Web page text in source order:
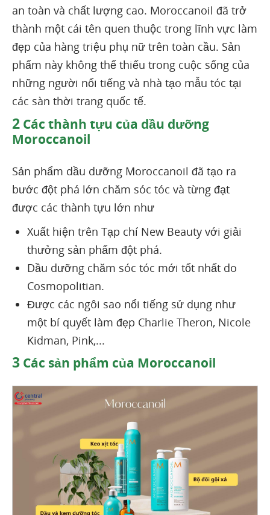
an toàn và chất lượng cao. Moroccanoil đã trở
thành một cái tên quen thuộc trong lĩnh vực làm
đẹp của hàng triệu phụ nữ trên toàn cầu. Sản
phẩm này không thể thiếu trong cuộc sống của
những người nổi tiếng và nhà tạo mẫu tóc tại
các sàn thời trang quốc tế.
2 Các thành tựu của dầu dưỡng
Moroccanoil
Sản phẩm dầu dưỡng Moroccanoil đã tạo ra
bước đột phá lớn chăm sóc tóc và từng đạt
được các thành tựu lớn như
Xuất hiện trên Tạp chí New Beauty với giải
thưởng sản phẩm đột phá.
Dầu dưỡng chăm sóc tóc mới tốt nhất do
Cosmopolitian.
Được các ngôi sao nổi tiếng sử dụng như
một bí quyết làm đẹp Charlie Theron, Nicole
Kidman, Pink,...
3 Các sản phẩm của Moroccanoil